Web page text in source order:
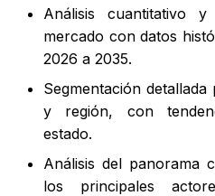
Análisis cuantitativo
mercado con datos
2026 a 2035.
Segmentación
y región, con
estado.
Análisis del panorama
los principales